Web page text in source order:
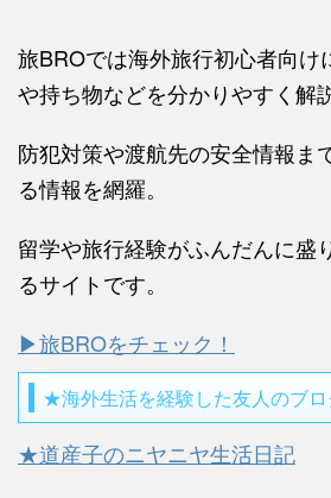
旅BROでは海外旅行初心者向け
や持ち物などを分かりやすく解
防犯対策や渡航先の安全情報ま
る情報を網羅。
留学や旅行経験がふんだんに盛
るサイトです。
▶旅BROをチェック！
★海外生活を経験した友人のブ
★道産子のニヤニヤ生活日記